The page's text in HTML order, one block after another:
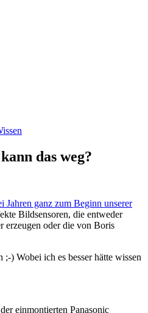
das weg?
Jahren ganz zum Beginn unserer
Bildsensoren, die entweder
erzeugen oder die von Boris
) Wobei ich es besser hätte wissen
einmontierten Panasonic